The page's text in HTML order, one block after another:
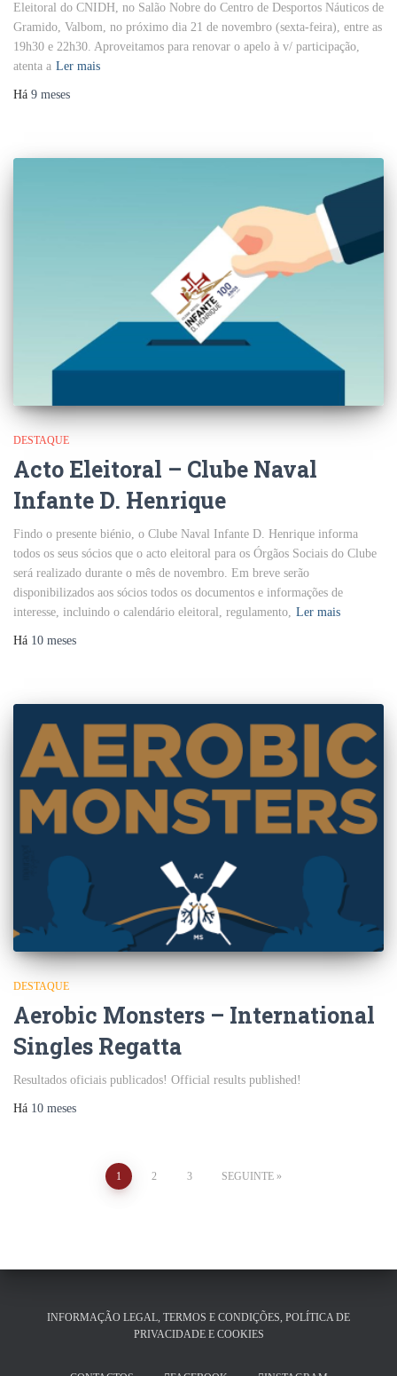
Eleitoral do CNIDH, no Salão Nobre do Centro de Desportos Náuticos de
Gramido, Valbom, no próximo dia 21 de novembro (sexta-feira), entre as
19h30 e 22h30. Aproveitamos para renovar o apelo à v/ participação,
atenta a Ler mais
Há 9 meses
DESTAQUE
Acto Eleitoral – Clube Naval
Infante D. Henrique
Findo o presente biénio, o Clube Naval Infante D. Henrique informa
todos os seus sócios que o acto eleitoral para os Órgãos Sociais do Clube
será realizado durante o mês de novembro. Em breve serão
disponibilizados aos sócios todos os documentos e informações de
interesse, incluindo o calendário eleitoral, regulamento, Ler mais
Há 10 meses
DESTAQUE
Aerobic Monsters – International
Singles Regatta
Resultados oficiais publicados! Official results published!
Há 10 meses
Paginação
1 2 3 SEGUINTE
INFORMAÇÃO LEGAL, TERMOS E CONDIÇÕES, POLÍTICA DE
PRIVACIDADE E COOKIES